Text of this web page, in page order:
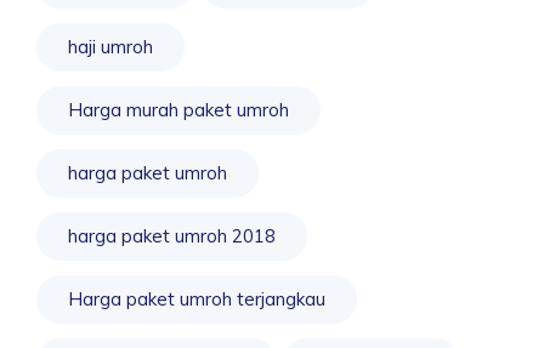
haji umroh
Harga murah paket umroh
harga paket umroh
harga paket umroh 2018
Harga paket umroh terjangkau